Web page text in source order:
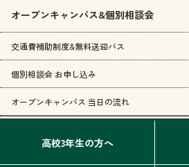
オープンキャンパス&個別相談会
交通費補助制度&無料送迎バス
個別相談会 お申し込み
オープンキャンパス 当日の流れ
高校3年生の方へ